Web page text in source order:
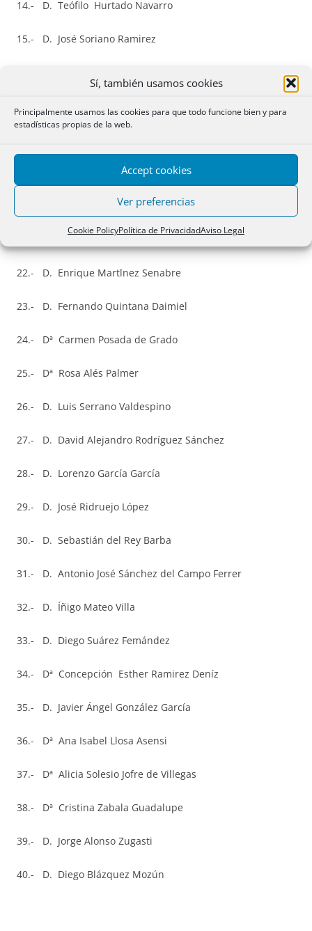
Sí, también usamos cookies
Principalmente usamos las cookies para que todo funcione bien y para
estadísticas propias de la web.
Accept cookies
Ver preferencias
Cookie PolicyPolítica de PrivacidadAviso Legal
14.- D. Teófilo Hurtado Navarro
15.- D. José Soriano Ramirez
17.- Dª Blanca María Gimeno Quintana
19.- Dª María Dolores de Paz Sánchez
20.- Dª María Sonsoles Montero García-Siso
21.- Dª María Teresa López Ruiz
22.- D. Enrique Martlnez Senabre
23.- D. Fernando Quintana Daimiel
24.- Dª Carmen Posada de Grado
25.- Dª Rosa Alés Palmer
26.- D. Luis Serrano Valdespino
27.- D. David Alejandro Rodríguez Sánchez
28.- D. Lorenzo García García
29.- D. José Ridruejo López
30.- D. Sebastián del Rey Barba
31.- D. Antonio José Sánchez del Campo Ferrer
32.- D. Íñigo Mateo Villa
33.- D. Diego Suárez Femández
34.- Dª Concepción Esther Ramirez Deníz
35.- D. Javier Ángel González García
36.- Dª Ana Isabel Llosa Asensi
37.- Dª Alicia Solesio Jofre de Villegas
38.- Dª Cristina Zabala Guadalupe
39.- D. Jorge Alonso Zugasti
40.- D. Diego Blázquez Mozún